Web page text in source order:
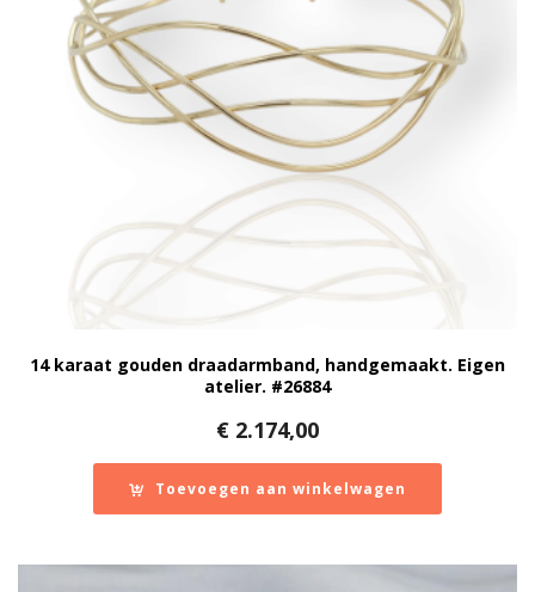
14 karaat gouden draadarmband, handgemaakt. Eigen
atelier. #26884
€ 2.174,00
Toevoegen aan winkelwagen